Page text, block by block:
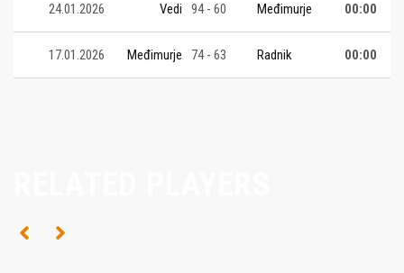
24.01.2026 Vedi 94 - 60 Međimurje 00:00
17.01.2026 Međimurje 74 - 63 Radnik 00:00